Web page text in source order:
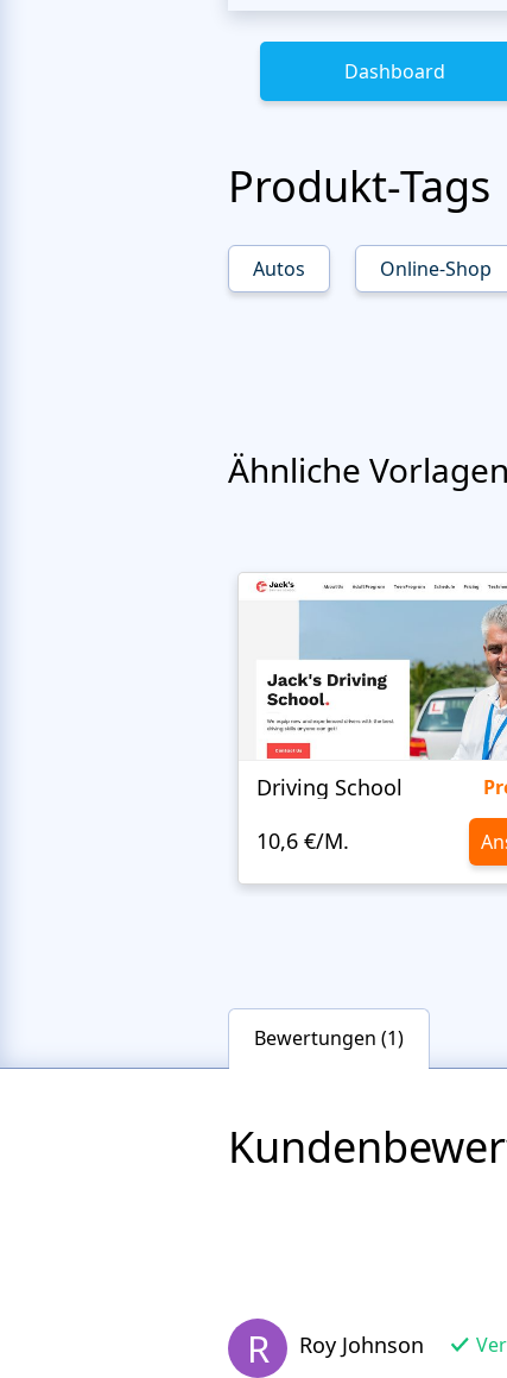
Dashboard
Produkt-Tags
Autos Online-Shop
Ähnliche Vorlagen
Driving School
10,6 €/M.
Bewertungen (1)
R Roy Johnson